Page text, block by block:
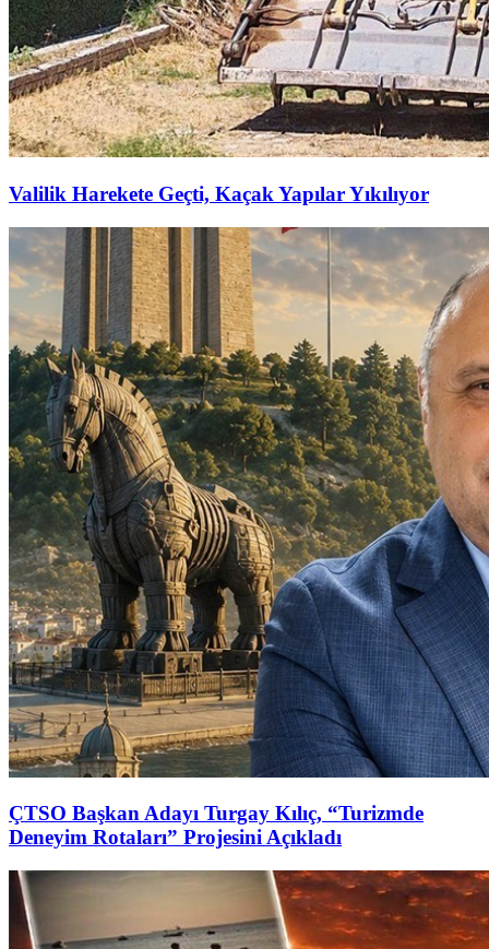
Valilik Harekete Geçti, Kaçak Yapılar Yıkılıyor
ÇTSO Başkan Adayı Turgay Kılıç, “Turizmde
Deneyim Rotaları” Projesini Açıkladı